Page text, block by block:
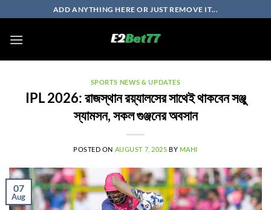
to
content
ADD ANYTHING HERE OR JUST REMOVE IT...
SPORTS NEWS & UPDATES
IPL 2026: রাজস্থান রয়্যালসের সাথেই থাকবেন সঞ্জু
স্যামসন, সকল গুঞ্জনের অবসান
POSTED ON AUGUST 7, 2025 BY MAHI
07
Aug